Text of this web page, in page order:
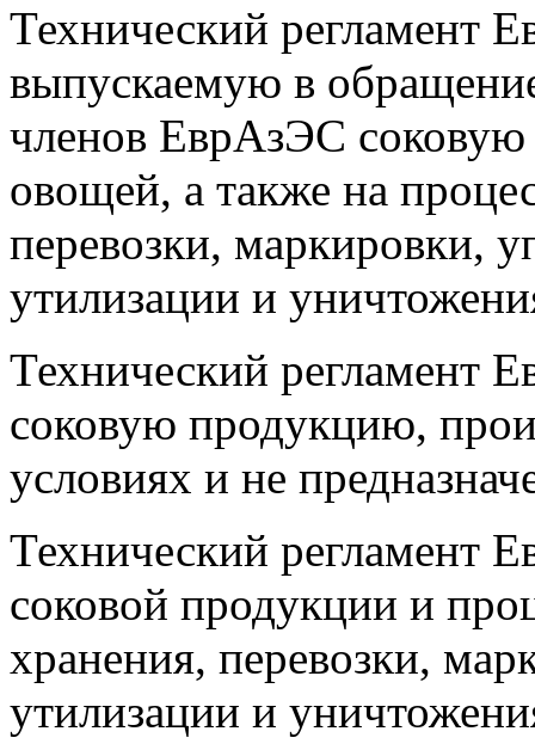
Технический регламент
выпускаемую в
членов ЕврАзЭС
овощей, а также на
перевозки, маркировки,
утилизации и
Технический регламент
соковую продукцию,
условиях и не
Технический регламент
соковой продукции и
хранения, перевозки,
утилизации и